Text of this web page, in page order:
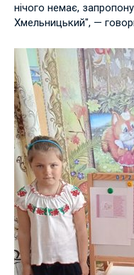
нічого немає,
Хмельницький", —